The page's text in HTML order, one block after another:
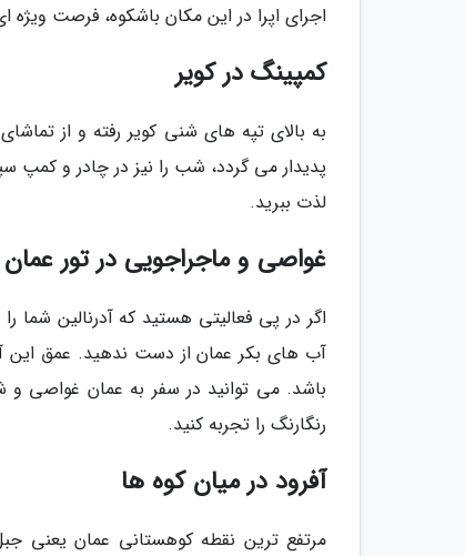
اجرای اپرا در این مکان باشکوه، فرصت
کمپینگ در کویر
به بالای تپه های شنی کویر رفته و از
پدیدار می گردد، شب را نیز در چادر و کمپ
لذت ببرید.
غواصی و ماجراجویی در تور عمان
اگر در پی فعالیتی هستید که آدرنالین شما
آب های بکر عمان از دست ندهید. عمق این
باشد. می توانید در سفر به عمان غواصی
رنگارنگ را تجربه کنید.
آفرود در میان کوه ها
مرتفع ترین نقطه کوهستانی عمان یعنی